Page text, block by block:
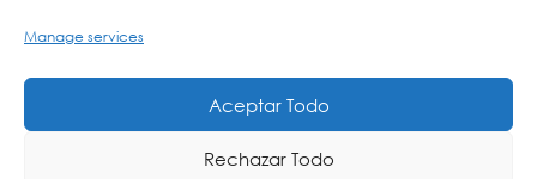
Manage services
Aceptar Todo
Rechazar Todo